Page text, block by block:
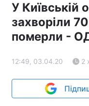
У Київській
захворіли
померли -
12:49, 03.04.20 2